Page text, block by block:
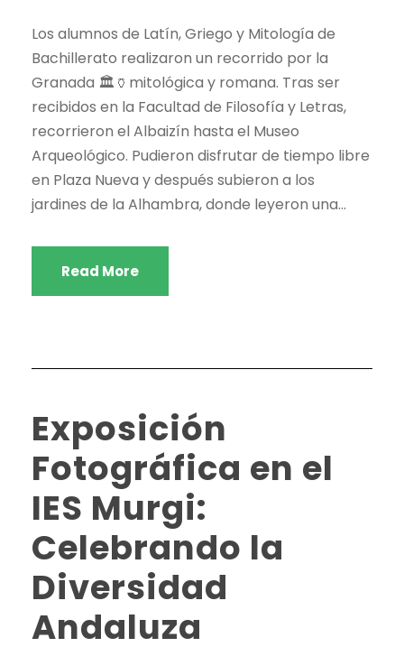
Los alumnos de Latín, Griego y Mitología de
Bachillerato realizaron un recorrido por la
Granada 🏛️🏺mitológica y romana. Tras ser
recibidos en la Facultad de Filosofía y Letras,
recorrieron el Albaizín hasta el Museo
Arqueológico. Pudieron disfrutar de tiempo libre
en Plaza Nueva y después subieron a los
jardines de la Alhambra, donde leyeron una...
Read More
Exposición
Fotográfica en el
IES Murgi:
Celebrando la
Diversidad
Andaluza